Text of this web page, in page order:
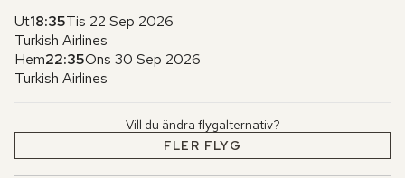
Ut18:35Tis 22 Sep 2026
Turkish Airlines
Hem22:35Ons 30 Sep 2026
Turkish Airlines
Vill du ändra flygalternativ?
FLER FLYG